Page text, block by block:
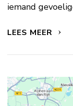
iemand
LEES MEER